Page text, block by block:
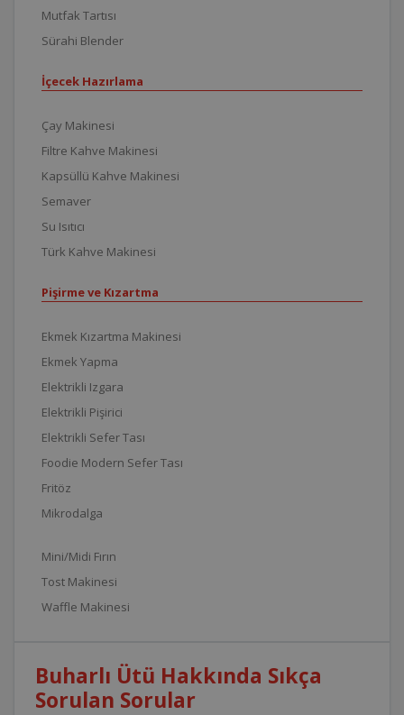
Mutfak Tartısı
Sürahi Blender
İçecek Hazırlama
Çay Makinesi
Filtre Kahve Makinesi
Kapsüllü Kahve Makinesi
Semaver
Su Isıtıcı
Türk Kahve Makinesi
Pişirme ve Kızartma
Ekmek Kızartma Makinesi
Ekmek Yapma
Elektrikli Izgara
Elektrikli Pişirici
Elektrikli Sefer Tası
Foodie Modern Sefer Tası
Fritöz
Mikrodalga
Mini/Midi Fırın
Tost Makinesi
Waffle Makinesi
Buharlı Ütü Hakkında Sıkça
Sorulan Sorular